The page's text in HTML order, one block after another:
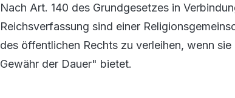
Nach Art. 140 des Grundgesetzes in
Reichsverfassung sind einer
des öffentlichen Rechts zu verleihen, wenn
Gewähr der Dauer" bietet.